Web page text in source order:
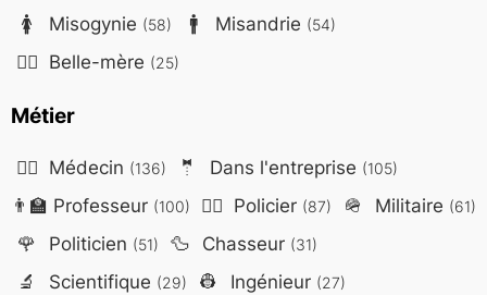
🚺 Misogynie (58) 🚹 Misandrie (54)
🤷‍♀️ Belle-mère (25)
Métier
👨‍⚕️ Médecin (136) 🤵 Dans l'entreprise (105)
👨‍🏫 Professeur (100) 👮‍♂️ Policier (87) 🪖 Militaire (61)
🌹 Politicien (51) 🦆 Chasseur (31)
🔬 Scientifique (29) 👷 Ingénieur (27)